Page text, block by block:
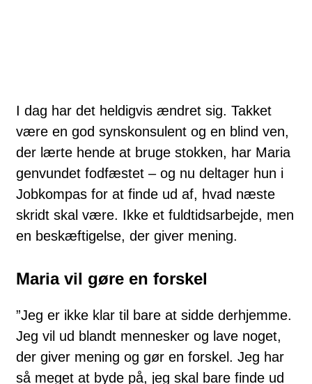
I dag har det heldigvis ændret sig. Takket
være en god synskonsulent og en blind ven,
der lærte hende at bruge stokken, har Maria
genvundet fodfæstet – og nu deltager hun i
Jobkompas for at finde ud af, hvad næste
skridt skal være. Ikke et fuldtidsarbejde, men
en beskæftigelse, der giver mening.
Maria vil gøre en forskel
”Jeg er ikke klar til bare at sidde derhjemme.
Jeg vil ud blandt mennesker og lave noget,
der giver mening og gør en forskel. Jeg har
så meget at byde på, jeg skal bare finde ud